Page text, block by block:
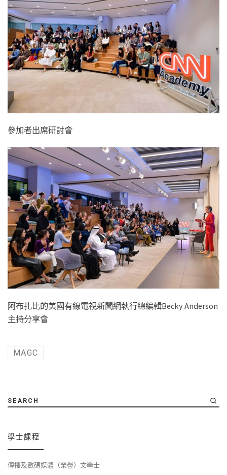
參加者出席研討會
阿布扎比的美國有線電視新聞網執行總編輯Becky Anderson
主持分享會
MAGC
SEARCH
學士課程
傳播及數碼媒體（榮譽）文學士